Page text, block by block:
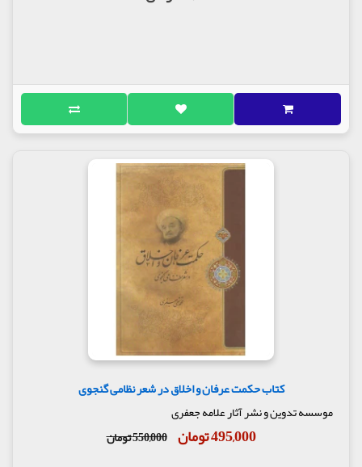
سیدمحمدصادق آتشی
کتاب نسخه ی محرمانه
در دفتر خویش یادگارت کردم
تو نسخه‌ی محرمانه‌ای بودی که
با شعر کثیرالانتشارت کردم
شاعر : سید محمد صادق آتشی
ناشر : انتشارات سوره مهر
کتاب حکمت عرفان و اخلاق در شعر نظامی گنجوی
موسسه تدوین و نشر آثار علامه جعفری
495,000 تومان 550,000 تومان